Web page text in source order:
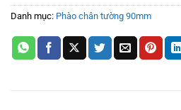
Danh mục: Phào chân tường 90mm